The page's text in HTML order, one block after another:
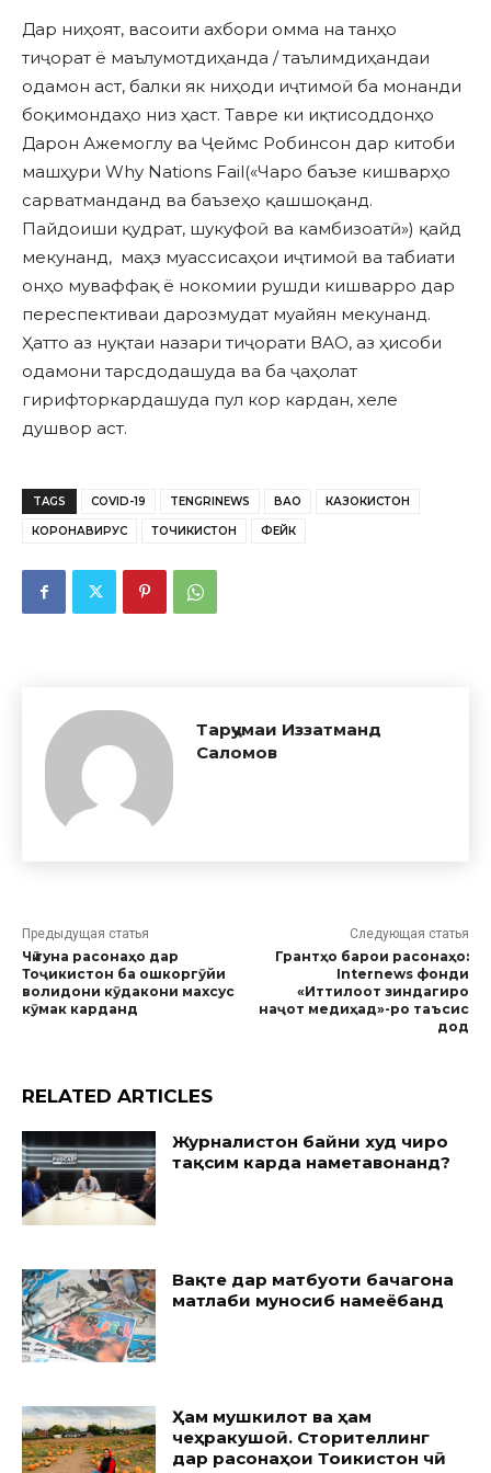
Дар ниҳоят, васоити ахбори омма на танҳо
тиҷорат ё маълумотдиҳанда / таълимдиҳандаи
одамон аст, балки як ниҳоди иҷтимоӣ ба монанди
боқимондаҳо низ ҳаст. Тавре ки иқтисоддонҳо
Дарон Ажемоглу ва Ҷеймс Робинсон дар китоби
машҳури Why Nations Fail(«Чаро баъзе кишварҳо
сарватманданд ва баъзеҳо қашшоқанд.
Пайдоиши қудрат, шукуфоӣ ва камбизоатӣ») қайд
мекунанд, маҳз муассисаҳои иҷтимоӣ ва табиати
онҳо муваффақ ё нокомии рушди кишварро дар
переспективаи дарозмудат муайян мекунанд.
Ҳатто аз нуқтаи назари тиҷорати ВАО, аз ҳисоби
одамони тарсдодашуда ва ба ҷаҳолат
гирифторкардашуда пул кор кардан, хеле
душвор аст.
TAGS COVID-19 TENGRINEWS ВАО КАЗОКИСТОН
КОРОНАВИРУС ТОЧИКИСТОН ФЕЙК
Тарҷумаи Иззатманд
Саломов
Предыдущая статья
Чӣ гуна расонаҳо дар
Тоҷикистон ба ошкоргӯйи
волидони кӯдакони махсус
кӯмак карданд
Следующая статья
Грантҳо барои расонаҳо:
Internews фонди
«Иттилоот зиндагиро
наҷот медиҳад»-ро таъсис
дод
RELATED ARTICLES
Журналистон байни худ чиро
тақсим карда наметавонанд?
Вақте дар матбуоти бачагона
матлаби муносиб намеёбанд
Ҳам мушкилот ва ҳам
чеҳракушоӣ. Сторителлинг
дар расонаҳои Тоҷикистон чӣ